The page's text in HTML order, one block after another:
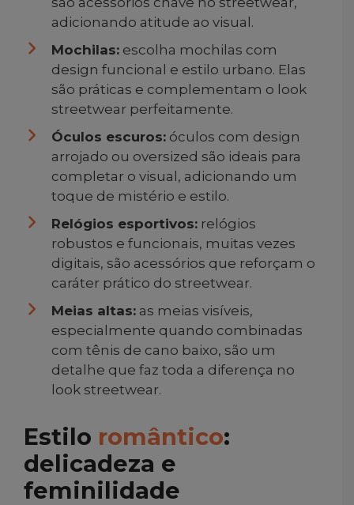
adicionando atitude ao visual.
Mochilas: escolha mochilas com
design funcional e estilo urbano. Elas
são práticas e complementam o look
streetwear perfeitamente.
Óculos escuros: óculos com design
arrojado ou oversized são ideais para
completar o visual, adicionando um
toque de mistério e estilo.
Relógios esportivos: relógios
robustos e funcionais, muitas vezes
digitais, são acessórios que reforçam o
caráter prático do streetwear.
Meias altas: as meias visíveis,
especialmente quando combinadas
com tênis de cano baixo, são um
detalhe que faz toda a diferença no
look streetwear.
Estilo romântico:
delicadeza e
feminilidade